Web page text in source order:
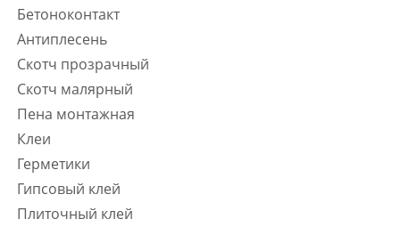
Бетоноконтакт
Антиплесень
Скотч прозрачный
Скотч малярный
Пена монтажная
Клеи
Герметики
Гипсовый клей
Плиточный клей